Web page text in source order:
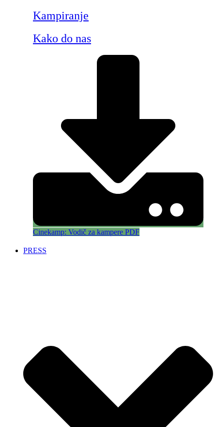
Kampiranje
Kako do nas
Cinekamp: Vodič za kampere PDF
PRESS